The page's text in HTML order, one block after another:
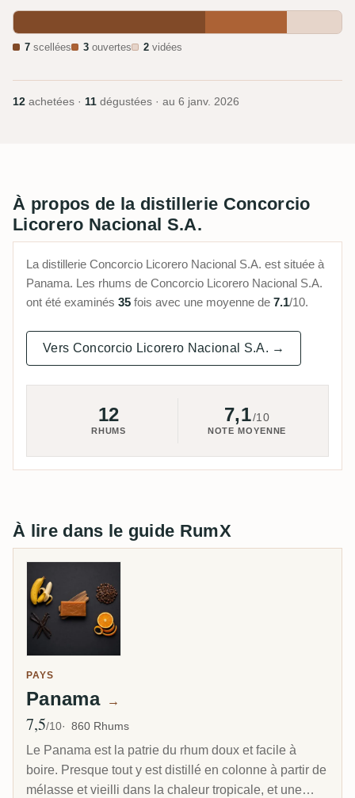
7 scellées 3 ouvertes 2 vidées
12 achetées · 11 dégustées · au 6 janv. 2026
À propos de la distillerie Concorcio
Licorero Nacional S.A.
La distillerie Concorcio Licorero Nacional S.A. est située à
Panama. Les rhums de Concorcio Licorero Nacional S.A.
ont été examinés 35 fois avec une moyenne de 7.1/10.
Vers Concorcio Licorero Nacional S.A. →
12
RHUMS
7,1/10
NOTE MOYENNE
À lire dans le guide RumX
PAYS
Panama →
Note moyenne
7,5/10 860 Rhums
Le Panama est la patrie du rhum doux et facile à
boire. Presque tout y est distillé en colonne à partir de
mélasse et vieilli dans la chaleur tropicale, et une